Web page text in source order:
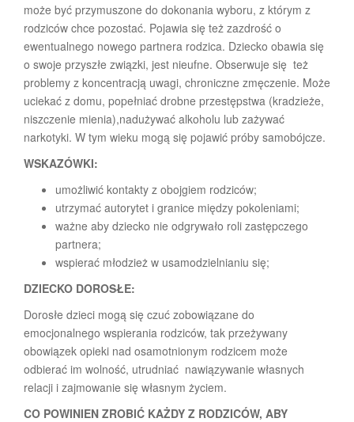
może być przymuszone do dokonania wyboru, z którym z
rodziców chce pozostać. Pojawia się też zazdrość o
ewentualnego nowego partnera rodzica. Dziecko obawia się
o swoje przyszłe związki, jest nieufne. Obserwuje się też
problemy z koncentracją uwagi, chroniczne zmęczenie. Może
uciekać z domu, popełniać drobne przestępstwa (kradzieże,
niszczenie mienia),nadużywać alkoholu lub zażywać
narkotyki. W tym wieku mogą się pojawić próby samobójcze.
WSKAZÓWKI:
umożliwić kontakty z obojgiem rodziców;
utrzymać autorytet i granice między pokoleniami;
ważne aby dziecko nie odgrywało roli zastępczego
partnera;
wspierać młodzież w usamodzielnianiu się;
DZIECKO DOROSŁE:
Dorosłe dzieci mogą się czuć zobowiązane do
emocjonalnego wspierania rodziców, tak przeżywany
obowiązek opieki nad osamotnionym rodzicem może
odbierać im wolność, utrudniać nawiązywanie własnych
relacji i zajmowanie się własnym życiem.
CO POWINIEN ZROBIĆ KAŻDY Z RODZICÓW, ABY